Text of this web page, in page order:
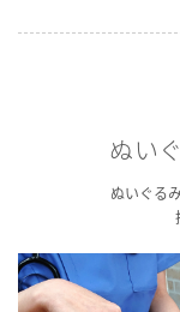
ぬい
ぬいぐる